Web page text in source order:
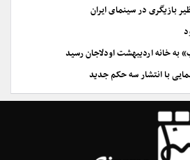
بازیگری در سینمای ایران
خانه اردیبهشت اودلاجان رسید
با انتشار سه حکم جدید